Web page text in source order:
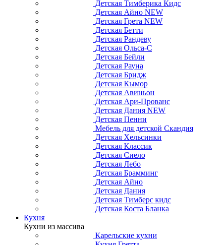
Детская Тимберика Кидс
Детская Айно NEW
Детская Грета NEW
Детская Бетти
Детская Рандеву
Детская Ольса-С
Детская Бейли
Детская Рауна
Детская Бридж
Детская Кымор
Детская Авиньон
Детская Ари-Прованс
Детская Дания NEW
Детская Пенни
Мебель для детской Скандия
Детская Хельсинки
Детская Классик
Детская Сиело
Детская Лебо
Детская Брамминг
Детская Айно
Детская Дания
Детская Тимберс кидс
Детская Коста Бланка
Кухня
Кухни из массива
Карельские кухни